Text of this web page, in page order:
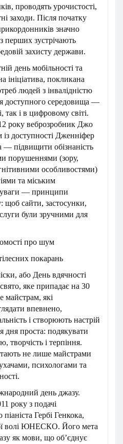
проводять урочистості,
заходи. Після початку
значно
зустрічають
захисту держави.
день мобільності та
ініціатива, покликана
людей з інвалідністю
доступного середовища —
так і в цифровому світі.
року веброзробник Джо
із доступності Дженніфер
підвищити обізнаність
порушеннями (зору,
особливостями)
та міським
уваги — принципи
щоб сайти, застосунки,
були зручними для
про шум
покарань
або День вдячності
яке припадає на 30
майстрам, які
впевнено,
і створюють настрій
дня проста: подякувати
творчість і терпіння.
не лише майстрами
психологами та
день джазу.
року з подачі
Гербі Генкока,
волі ЮНЕСКО. Його мета
як мови, що об’єднує